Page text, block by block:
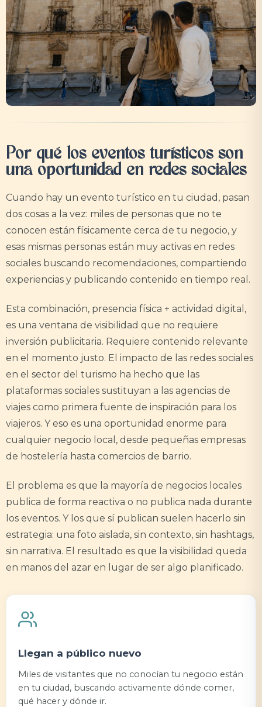
Por qué los eventos turísticos son
una oportunidad en redes sociales
Cuando hay un evento turístico en tu ciudad, pasan
dos cosas a la vez: miles de personas que no te
conocen están físicamente cerca de tu negocio, y
esas mismas personas están muy activas en redes
sociales buscando recomendaciones, compartiendo
experiencias y publicando contenido en tiempo real.
Esta combinación, presencia física + actividad digital,
es una ventana de visibilidad que no requiere
inversión publicitaria. Requiere contenido relevante
en el momento justo. El impacto de las redes sociales
en el sector del turismo ha hecho que las
plataformas sociales sustituyan a las agencias de
viajes como primera fuente de inspiración para los
viajeros. Y eso es una oportunidad enorme para
cualquier negocio local, desde pequeñas empresas
de hostelería hasta comercios de barrio.
El problema es que la mayoría de negocios locales
publica de forma reactiva o no publica nada durante
los eventos. Y los que sí publican suelen hacerlo sin
estrategia: una foto aislada, sin contexto, sin hashtags,
sin narrativa. El resultado es que la visibilidad queda
en manos del azar en lugar de ser algo planificado.
Llegan a público nuevo
Miles de visitantes que no conocían tu negocio están
en tu ciudad, buscando activamente dónde comer,
qué hacer y dónde ir.